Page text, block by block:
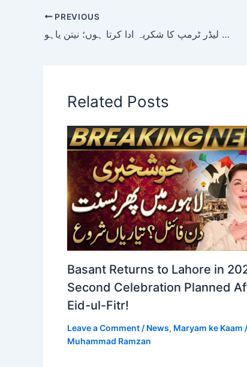
PREVIOUS
ایران پر حملے؛ اپنے بہترین دوست اور عظیم لیڈر ٹرمپ کا شکریہ ادا کرتا ہوں؛ نیتن یاہو
Related Posts
Basant Returns to Lahore in
Second Celebration Planned
Eid-ul-Fitr!
Leave a Comment / News, Maryam ke Kaam
Muhammad Ramzan